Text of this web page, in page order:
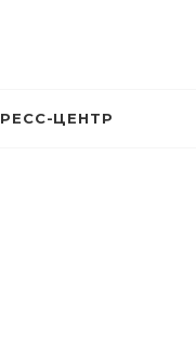
ЦЕНТР